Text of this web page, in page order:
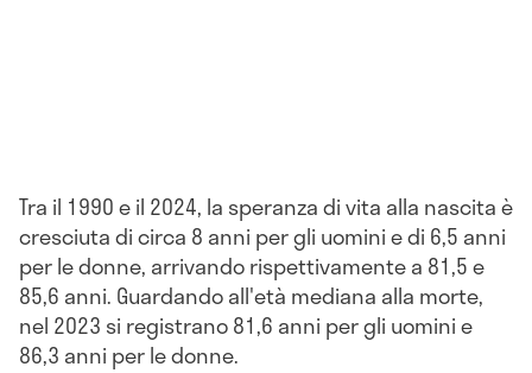
Tra il 1990 e il 2024, la speranza di vita alla nascita è
cresciuta di circa 8 anni per gli uomini e di 6,5 anni
per le donne, arrivando rispettivamente a 81,5 e
85,6 anni. Guardando all'età mediana alla morte,
nel 2023 si registrano 81,6 anni per gli uomini e
86,3 anni per le donne.